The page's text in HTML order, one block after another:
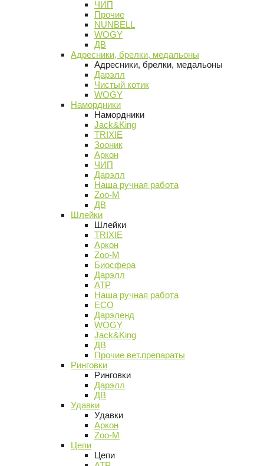
ЧИП
Прочие
NUNBELL
WOGY
ДВ
Адресники, брелки, медальоны
Адресники, брелки, медальоны
Дарэлл
Чистый котик
WOGY
Намордники
Намордники
Jack&King
TRIXIE
Зооник
Аркон
ЧИП
Дарэлл
Наша ручная работа
Zoo-M
ДВ
Шлейки
Шлейки
TRIXIE
Аркон
Zoo-M
Биосфера
Дарэлл
АТР
Наша ручная работа
ECO
Дарэленд
WOGY
Jack&King
ДВ
Прочие вет.препараты
Ринговки
Ринговки
Дарэлл
ДВ
Удавки
Удавки
Аркон
Zoo-M
Цепи
Цепи